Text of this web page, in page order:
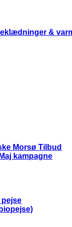
&
Morsø Tilbud
kampagne